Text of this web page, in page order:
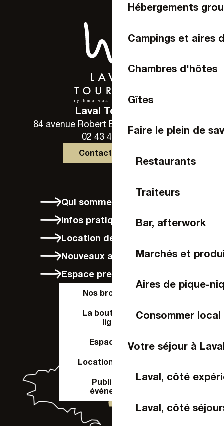
Hébergements
Campings et aires
Chambres d'hôtes
Gîtes
Faire le plein de
Restaurants
Traiteurs
Bar, afterwork
Marchés et
Aires de pique-
Consommer local
Votre séjour à
Laval, côté
Laval, côté
Laval Tourisme
84 avenue Robert Buron - 53000 Laval
02 43 49 46 46
Contactez-nous
Qui sommes-nous ?
Infos pratiques
Location de vélos à Laval
Nouveaux arrivants
Espace presse
Nos brochures
La boutique en
ligne
Espace Pro
Location de salle
Publier un
événement